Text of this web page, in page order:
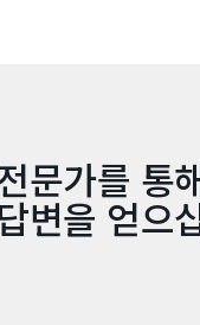
문가를 통
변을 얻으